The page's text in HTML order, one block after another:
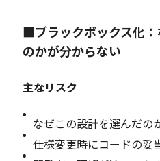
■ブラックボックス化
のかが分からない
主なリスク
なぜこの設計を選んだの
仕様変更時にコードの妥